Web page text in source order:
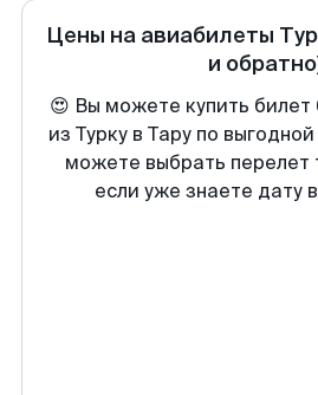
Цены на авиабилеты
и
😍 Вы можете купить билет
из Турку в Тару по
можете выбрать перелет
если уже знаете дату